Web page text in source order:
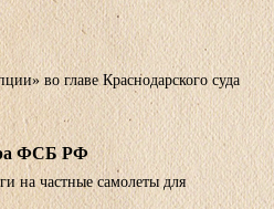
во главе Краснодарского суда
ФСБ РФ
на частные самолеты для